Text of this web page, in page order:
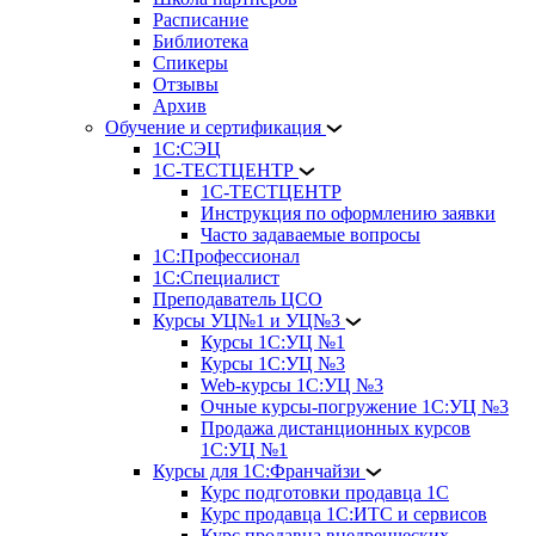
Расписание
Библиотека
Спикеры
Отзывы
Архив
Обучение и сертификация
1С:СЭЦ
1С-ТЕСТЦЕНТР
1С-ТЕСТЦЕНТР
Инструкция по оформлению заявки
Часто задаваемые вопросы
1С:Профессионал
1С:Специалист
Преподаватель ЦСО
Курсы УЦ№1 и УЦ№3
Курсы 1С:УЦ №1
Курсы 1С:УЦ №3
Web-курсы 1С:УЦ №3
Очные курсы-погружение 1С:УЦ №3
Продажа дистанционных курсов
1С:УЦ №1
Курсы для 1С:Франчайзи
Курс подготовки продавца 1С
Курс продавца 1С:ИТС и сервисов